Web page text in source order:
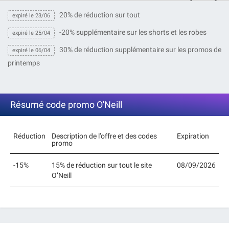
expiré le 23/06 20% de réduction sur tout
expiré le 25/04 -20% supplémentaire sur les shorts et les robes
expiré le 06/04
30% de réduction supplémentaire sur les promos de
printemps
Résumé code promo O'Neill
Réduction
Description de l’offre et des codes
promo
Expiration
-15%
15% de réduction sur tout le site
O’Neill
08/09/2026